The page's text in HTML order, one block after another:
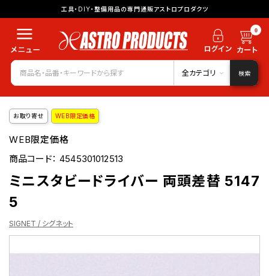
工具・DIY・整備用品の専門通販アストロプロダクツ
0
全カテゴリ 検索
お取り寄せ WEB限定価格
WEB限定価格
商品コード：4545301012513
ミニスタビードライバー 両頭差替 5147
5
SIGNET / シグネット